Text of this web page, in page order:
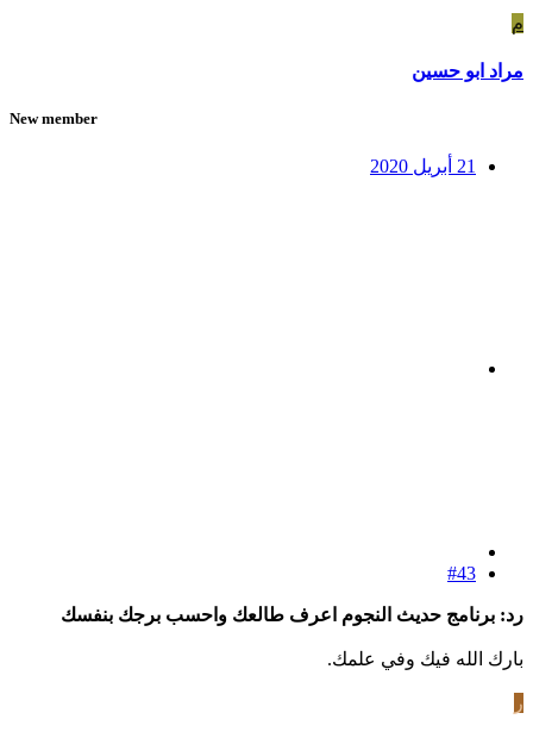
م
مراد ابو حسين
New member
21 أبريل 2020
#43
رد: برنامج حديث النجوم اعرف طالعك واحسب برجك بنفسك
بارك الله فيك وفي علمك.
ر